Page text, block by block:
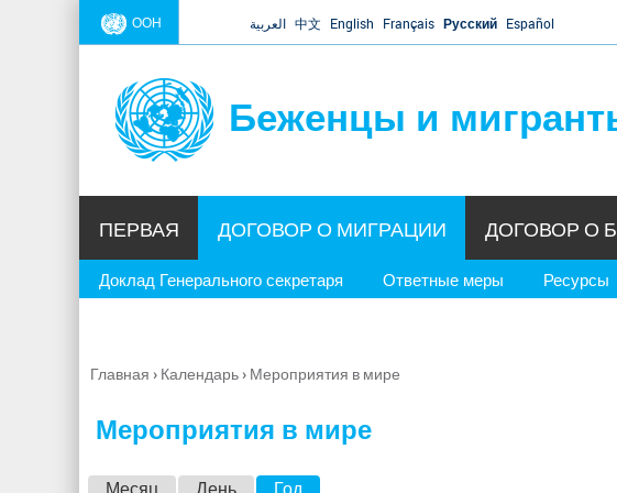
ООН العربية 中文 English Français Русский Español
Беженцы и
ПЕРВАЯ ДОГОВОР О МИГРАЦИИ
Доклад Генерального секретаря Ответные меры Ресурсы
ДОГОВОР О
Вы
Главная › Календарь› Мероприятия в мире
Мероприятия в мире